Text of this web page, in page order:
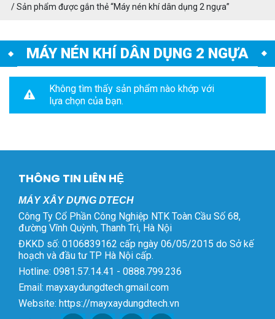
/ Sản phẩm được gắn thẻ “Máy nén khí dân dụng 2 ngựa”
MÁY NÉN KHÍ DÂN DỤNG 2 NGỰA
Không tìm thấy sản phẩm nào khớp với
lựa chọn của bạn.
THÔNG TIN LIÊN HỆ
MÁY XÂY DỰNG DTECH
Công Ty Cổ Phần Công Nghiệp NTK Toàn Cầu Số 68,
đường Vĩnh Quỳnh, Thanh Trì, Hà Nội
ĐKKD số: 0106839162 cấp ngày 06/05/2015 do Sở kế
hoạch và đầu tư TP Hà Nội cấp.
Hotline: 0981.57.14.41 - 0888.799.236
Email: mayxaydungdtech.gmail.com
Website: https://mayxaydungdtech.vn